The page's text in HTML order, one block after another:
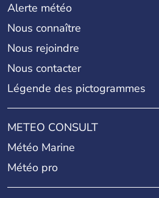
Alerte météo
Nous connaître
Nous rejoindre
Nous contacter
Légende des pictogrammes
METEO CONSULT
Météo Marine
Météo pro